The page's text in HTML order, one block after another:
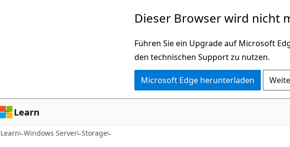
Dieser Browser wird nicht
Führen Sie ein Upgrade auf Microsoft
den technischen Support zu nutzen.
Microsoft Edge herunterladen
Learn
Learn Windows Server Storage